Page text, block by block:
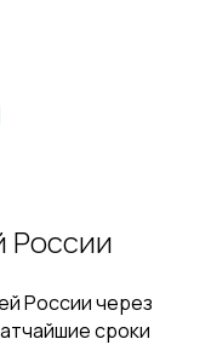
России
России через
сроки